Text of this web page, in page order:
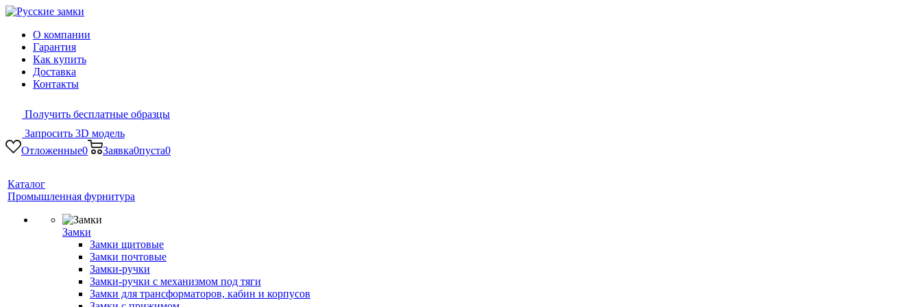
О компании
Гарантия
Как купить
Доставка
Контакты
Получить бесплатные образцы
Запросить 3D модель
Отложенные0 Заявка0пуста0
Каталог
Промышленная фурнитура
Замки
Замки щитовые
Замки почтовые
Замки-ручки
Замки-ручки с механизмом под тяги
Замки для трансформаторов, кабин и корпусов